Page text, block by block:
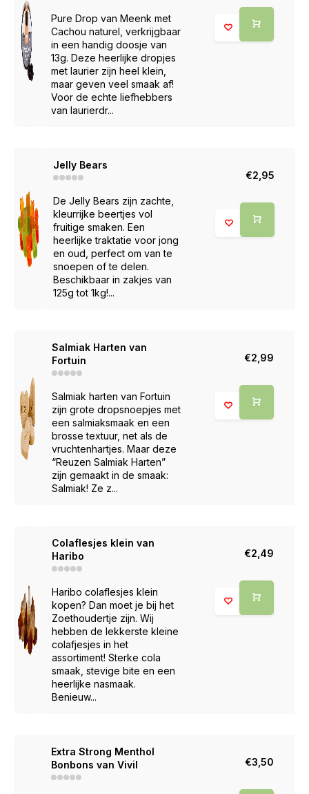
Pure Drop van Meenk met
Cachou naturel, verkrijgbaar
in een handig doosje van
13g. Deze heerlijke dropjes
met laurier zijn heel klein,
maar geven veel smaak af!
Voor de echte liefhebbers
van laurierdr...
Jelly Bears
De Jelly Bears zijn zachte,
kleurrijke beertjes vol
fruitige smaken. Een
heerlijke traktatie voor jong
en oud, perfect om van te
snoepen of te delen.
Beschikbaar in zakjes van
125g tot 1kg!...
€2,95
Salmiak Harten van
Fortuin
Salmiak harten van Fortuin
zijn grote dropsnoepjes met
een salmiaksmaak en een
brosse textuur, net als de
vruchtenhartjes. Maar deze
“Reuzen Salmiak Harten”
zijn gemaakt in de smaak:
Salmiak! Ze z...
€2,99
Colaflesjes klein van
Haribo
Haribo colaflesjes klein
kopen? Dan moet je bij het
Zoethoudertje zijn. Wij
hebben de lekkerste kleine
colafjesjes in het
assortiment! Sterke cola
smaak, stevige bite en een
heerlijke nasmaak.
Benieuw...
€2,49
Extra Strong Menthol
Bonbons van Vivil
€3,50